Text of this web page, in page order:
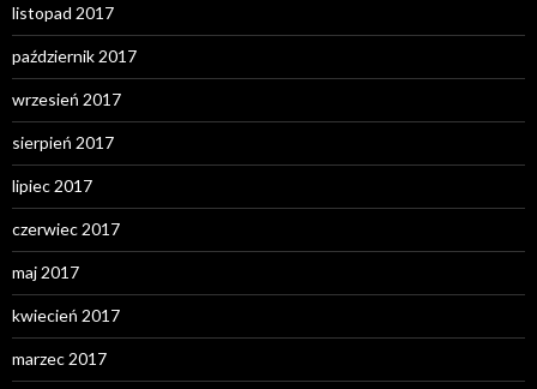
listopad 2017
październik 2017
wrzesień 2017
sierpień 2017
lipiec 2017
czerwiec 2017
maj 2017
kwiecień 2017
marzec 2017